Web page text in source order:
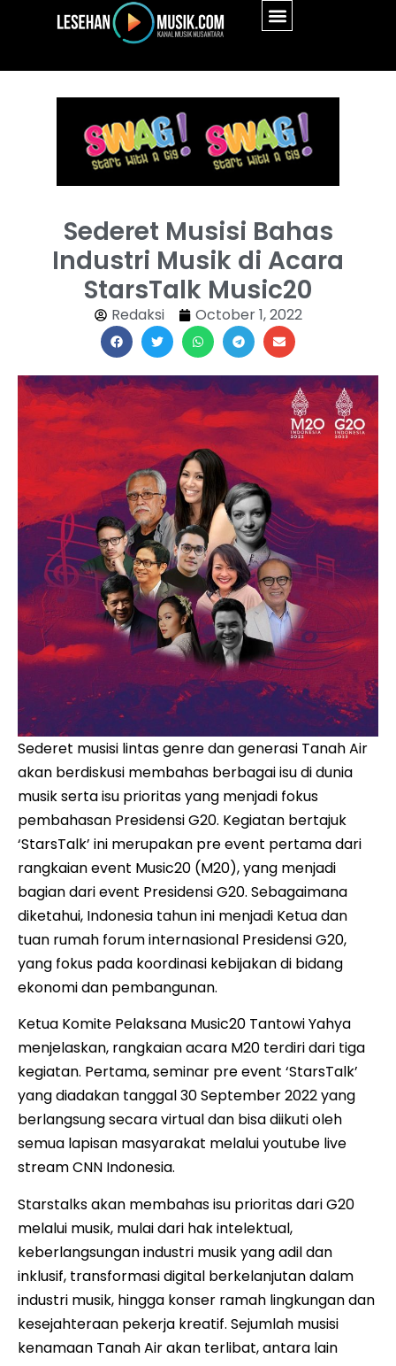
Sederet Musisi Bahas
Industri Musik di Acara
StarsTalk Music20
Redaksi October 1, 2022
Sederet musisi lintas genre dan generasi Tanah Air
akan berdiskusi membahas berbagai isu di dunia
musik serta isu prioritas yang menjadi fokus
pembahasan Presidensi G20. Kegiatan bertajuk
‘StarsTalk’ ini merupakan pre event pertama dari
rangkaian event Music20 (M20), yang menjadi
bagian dari event Presidensi G20. Sebagaimana
diketahui, Indonesia tahun ini menjadi Ketua dan
tuan rumah forum internasional Presidensi G20,
yang fokus pada koordinasi kebijakan di bidang
ekonomi dan pembangunan.
Ketua Komite Pelaksana Music20 Tantowi Yahya
menjelaskan, rangkaian acara M20 terdiri dari tiga
kegiatan. Pertama, seminar pre event ‘StarsTalk’
yang diadakan tanggal 30 September 2022 yang
berlangsung secara virtual dan bisa diikuti oleh
semua lapisan masyarakat melalui youtube live
stream CNN Indonesia.
Starstalks akan membahas isu prioritas dari G20
melalui musik, mulai dari hak intelektual,
keberlangsungan industri musik yang adil dan
inklusif, transformasi digital berkelanjutan dalam
industri musik, hingga konser ramah lingkungan dan
kesejahteraan pekerja kreatif. Sejumlah musisi
kenamaan Tanah Air akan terlibat, antara lain